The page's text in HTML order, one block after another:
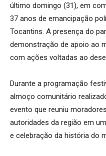
último domingo (31), em
37 anos de emancipação
Tocantins. A presença do
demonstração de apoio ao
com ações voltadas ao
Durante a programação
almoço comunitário
evento que reuniu
autoridades da região em
e celebração da história do